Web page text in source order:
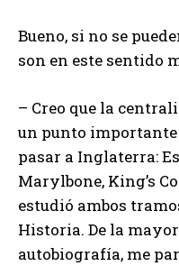
Bueno, si no se
son en este sentido
– Creo que la
un punto importante
pasar a Inglaterra:
Marylbone, King’s
estudió ambos
Historia. De la
autobiografía, me